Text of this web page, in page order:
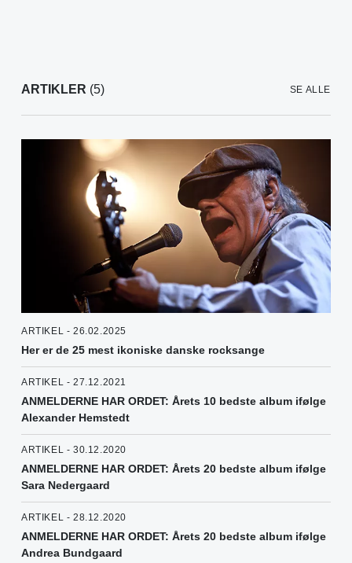
ARTIKLER (5) SE ALLE
ARTIKEL - 26.02.2025
Her er de 25 mest ikoniske danske rocksange
ARTIKEL - 27.12.2021
ANMELDERNE HAR ORDET: Årets 10 bedste album ifølge
Alexander Hemstedt
ARTIKEL - 30.12.2020
ANMELDERNE HAR ORDET: Årets 20 bedste album ifølge
Sara Nedergaard
ARTIKEL - 28.12.2020
ANMELDERNE HAR ORDET: Årets 20 bedste album ifølge
Andrea Bundgaard